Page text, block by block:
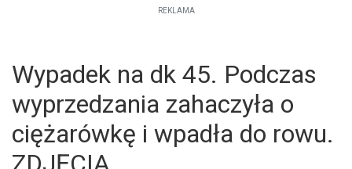
REKLAMA
Wypadek na dk 45. Podczas
wyprzedzania zahaczyła o
ciężarówkę i wpadła do rowu.